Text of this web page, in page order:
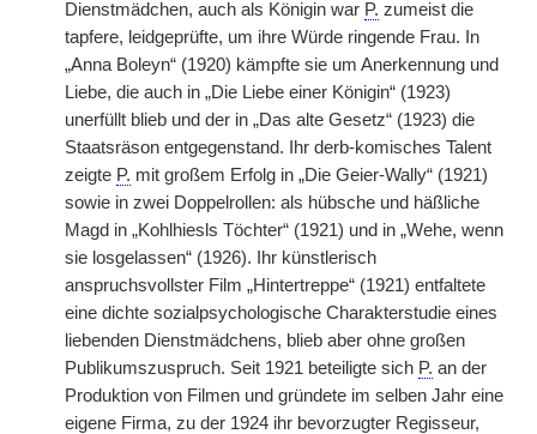
Dienstmädchen, auch als Königin war P. zumeist die
tapfere, leidgeprüfte, um ihre Würde ringende Frau. In
„Anna Boleyn“ (1920) kämpfte sie um Anerkennung und
Liebe, die auch in „Die Liebe einer Königin“ (1923)
unerfüllt blieb und der in „Das alte Gesetz“ (1923) die
Staatsräson entgegenstand. Ihr derb-komisches Talent
zeigte P. mit großem Erfolg in „Die Geier-Wally“ (1921)
sowie in zwei Doppelrollen: als hübsche und häßliche
Magd in „Kohlhiesls Töchter“ (1921) und in „Wehe, wenn
sie losgelassen“ (1926). Ihr künstlerisch
anspruchsvollster Film „Hintertreppe“ (1921) entfaltete
eine dichte sozialpsychologische Charakterstudie eines
liebenden Dienstmädchens, blieb aber ohne großen
Publikumszuspruch. Seit 1921 beteiligte sich P. an der
Produktion von Filmen und gründete im selben Jahr eine
eigene Firma, zu der 1924 ihr bevorzugter Regisseur,